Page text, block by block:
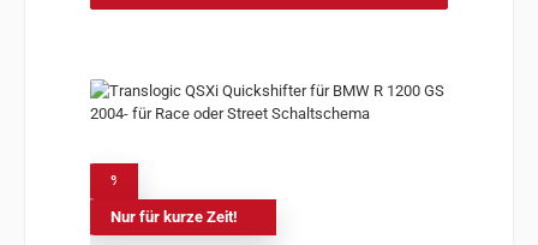
Nur für kurze Zeit!